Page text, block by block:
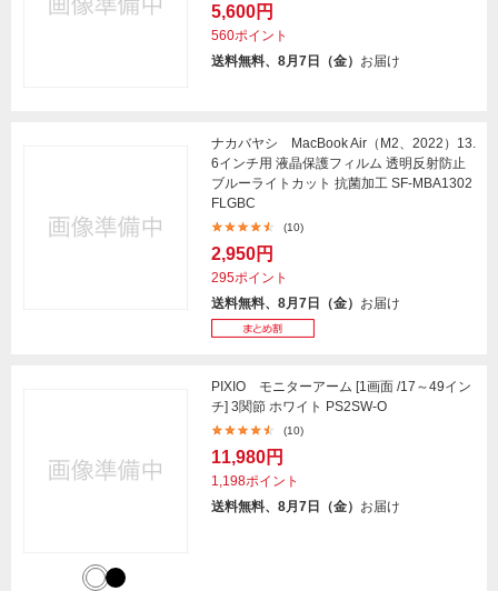
5,600円
560ポイント
送料無料、8月7日（金） お届け
ナカバヤシ MacBook Air（M2、2022）13.
6インチ用 液晶保護フィルム 透明反射防止
ブルーライトカット 抗菌加工 SF-MBA1302
FLGBC
(10)
2,950円
295ポイント
送料無料、8月7日（金） お届け
PIXIO モニターアーム [1画面 /17～49イン
チ] 3関節 ホワイト PS2SW-O
(10)
11,980円
1,198ポイント
送料無料、8月7日（金） お届け